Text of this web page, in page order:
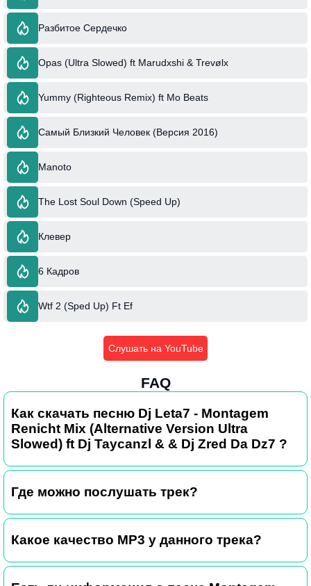
Разбитое Сердечко
Opas (Ultra Slowed) ft Marudxshi & Trevølx
Yummy (Righteous Remix) ft Mo Beats
Самый Близкий Человек (Версия 2016)
Manoto
The Lost Soul Down (Speed Up)
Клевер
6 Кадров
Wtf 2 (Sped Up) Ft Ef
Слушать на YouTube
FAQ
Как скачать песню Dj Leta7 - Montagem
Renicht Mix (Alternative Version Ultra
Slowed) ft Dj Taycanzl & & Dj Zred Da Dz7 ?
Где можно послушать трек?
Какое качество MP3 у данного трека?